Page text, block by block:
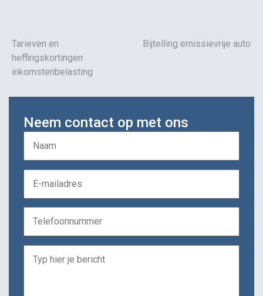
Tarieven en
heffingskortingen
inkomstenbelasting
Bijtelling emissievrije auto
Neem contact op met ons